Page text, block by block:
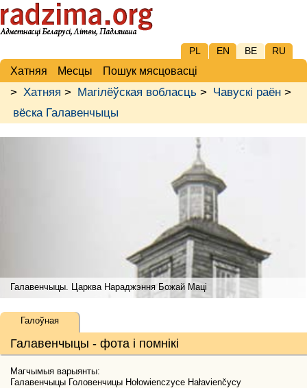
PL EN BE RU
Хатняя Месцы Пошук мясцовасці
> Хатняя > Магілёўская вобласць > Чавускі раён >
вёска Галавенчыцы
Галавенчыцы. Царква Нараджэння Божай Маці
Галавенчыцы - фота і помнікі
Галоўная
Магчымыя варыянты:
Галавенчыцы Головенчицы Hołowienczyce Hałavienčycy